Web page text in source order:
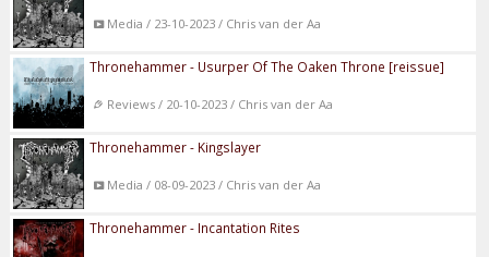
Media / 23-10-2023 / Chris van der Aa
Thronehammer - Usurper Of The Oaken Throne [reissue]
Reviews / 20-10-2023 / Chris van der Aa
Thronehammer - Kingslayer
Media / 08-09-2023 / Chris van der Aa
Thronehammer - Incantation Rites